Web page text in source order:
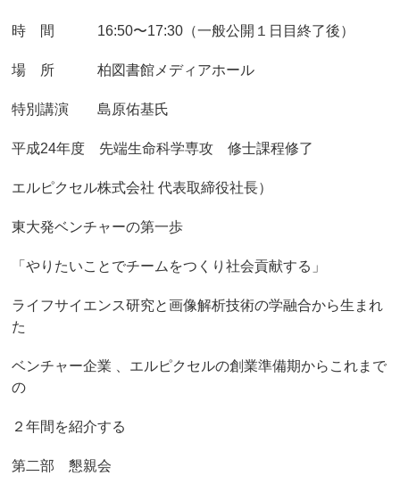
時 間 16:50〜17:30（一般公開１日目終了後）
場 所 柏図書館メディアホール
特別講演 島原佑基氏
平成24年度 先端生命科学専攻 修士課程修了
エルピクセル株式会社 代表取締役社長）
東大発ベンチャーの第一歩
「やりたいことでチームをつくり社会貢献する」
ライフサイエンス研究と画像解析技術の学融合から生まれ
た
ベンチャー企業 、エルピクセルの創業準備期からこれまで
の
２年間を紹介する
第二部 懇親会